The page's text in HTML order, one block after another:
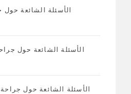
الأسئلة الشائعة حول
الأسئلة الشائعة حول
الأسئلة الشائعة حول